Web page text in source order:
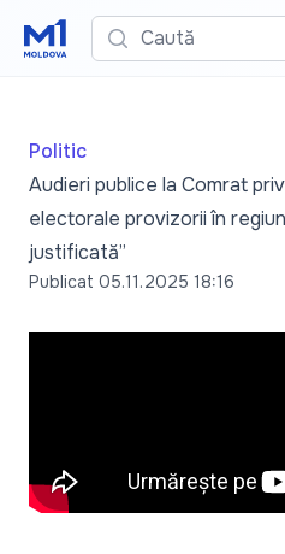
Caută
Politic
Audieri publice la Comrat
electorale provizorii în
justificată”
Publicat 05.11.2025 18:16